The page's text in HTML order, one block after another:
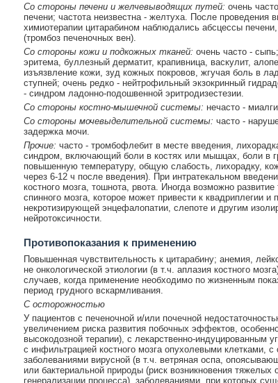
Со стороны печени и желчевыводящих путей: очень
печени; частота неизвестна - желтуха. После проведения
химиотерапии цитарабином наблюдались абсцессы
(тромбоз печеночных вен).
Со стороны кожи и подкожных тканей: очень часто -
эритема, буллезный дерматит, крапивница, васкулит,
изъязвление кожи, зуд кожных покровов, жгучая боль в
ступней; очень редко - нейтрофильный экзокринный
- синдром ладонно-подошвенной эритродизестезии.
Со стороны костно-мышечной системы: нечасто -
Со стороны мочевыделительной системы: часто -
задержка мочи.
Прочие: часто - тромбофлебит в месте введения,
синдром, включающий боли в костях или мышцах, боли в
повышенную температуру, общую слабость, лихорадку,
через 6-12 ч после введения). При интратекальном
костного мозга, тошнота, рвота. Иногда возможно развитие
спинного мозга, которое может привести к квадриплегии и
некротизирующей энцефалопатии, слепоте и другим
нейротоксичности.
Противопоказания к применению
Повышенная чувствительность к цитарабину; анемия,
не онкологической этиологии (в т.ч. аплазия костного
случаев, когда применение необходимо по жизненным
период грудного вскармливания.
С осторожностью
У пациентов с печеночной и/или почечной
увеличением риска развития побочных эффектов,
высокодозной терапии), с лекарственно-индуцированным
с инфильтрацией костного мозга опухолевыми клетками,
заболеваниями вирусной (в т.ч. ветряная оспа,
или бактериальной природы (риск возникновения тяжелых
генерализации процесса), заболеваниями, при которых